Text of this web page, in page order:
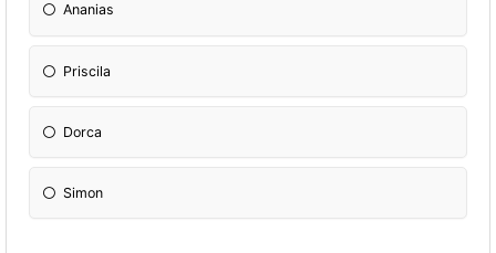
Ananias
Priscila
Dorca
Simon